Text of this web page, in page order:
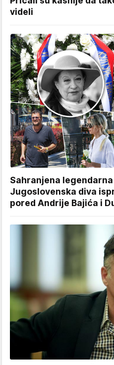
videli
Sahranjena
Jugoslovenska diva
pored Andrije Bajića i